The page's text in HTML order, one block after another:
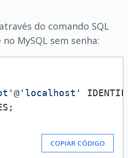
do comando SQL
MySQL sem senha:
@'localhost'
COPIAR CÓDIGO